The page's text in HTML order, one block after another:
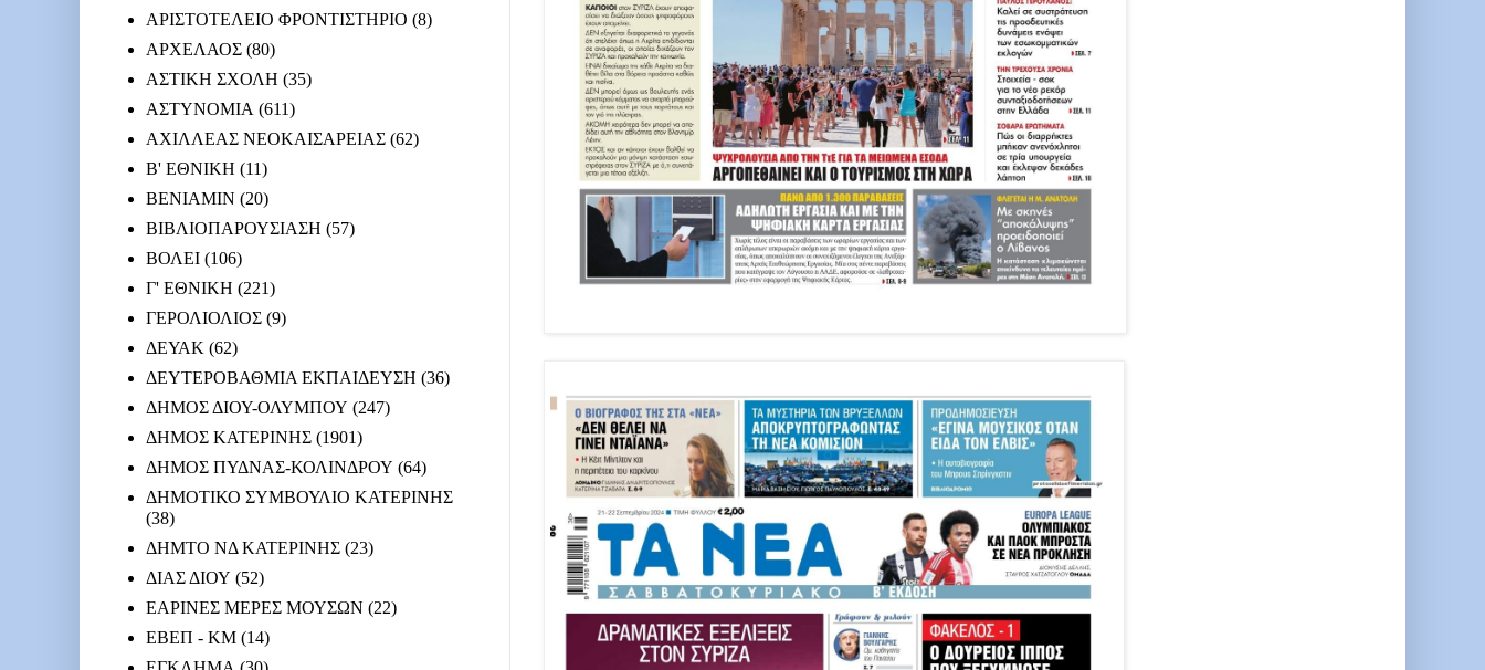
ΑΡΙΣΤΟΤΕΛΕΙΟ ΦΡΟΝΤΙΣΤΗΡΙΟ (8)
ΑΡΧΕΛΑΟΣ (80)
ΑΣΤΙΚΗ ΣΧΟΛΗ (35)
ΑΣΤΥΝΟΜΙΑ (611)
ΑΧΙΛΛΕΑΣ ΝΕΟΚΑΙΣΑΡΕΙΑΣ (62)
Β' ΕΘΝΙΚΗ (11)
ΒΕΝΙΑΜΙΝ (20)
ΒΙΒΛΙΟΠΑΡΟΥΣΙΑΣΗ (57)
ΒΟΛΕΙ (106)
Γ' ΕΘΝΙΚΗ (221)
ΓΕΡΟΛΙΟΛΙΟΣ (9)
ΔΕΥΑΚ (62)
ΔΕΥΤΕΡΟΒΑΘΜΙΑ ΕΚΠΑΙΔΕΥΣΗ (36)
ΔΗΜΟΣ ΔΙΟΥ-ΟΛΥΜΠΟΥ (247)
ΔΗΜΟΣ ΚΑΤΕΡΙΝΗΣ (1901)
ΔΗΜΟΣ ΠΥΔΝΑΣ-ΚΟΛΙΝΔΡΟΥ (64)
ΔΗΜΟΤΙΚΟ ΣΥΜΒΟΥΛΙΟ ΚΑΤΕΡΙΝΗΣ
(38)
ΔΗΜΤΟ ΝΔ ΚΑΤΕΡΙΝΗΣ (23)
ΔΙΑΣ ΔΙΟΥ (52)
ΕΑΡΙΝΕΣ ΜΕΡΕΣ ΜΟΥΣΩΝ (22)
ΕΒΕΠ - ΚΜ (14)